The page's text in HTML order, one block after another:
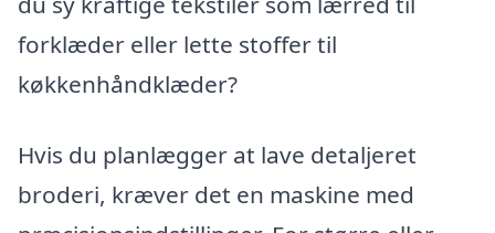
forklæder eller lette stoffer til
køkkenhåndklæder?
Hvis du planlægger at lave detaljeret
broderi, kræver det en maskine med